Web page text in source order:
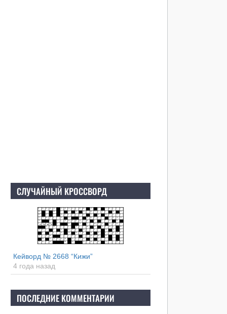
СЛУЧАЙНЫЙ КРОССВОРД
Кейворд № 2668 “Кижи”
4 года назад
ПОСЛЕДНИЕ КОММЕНТАРИИ